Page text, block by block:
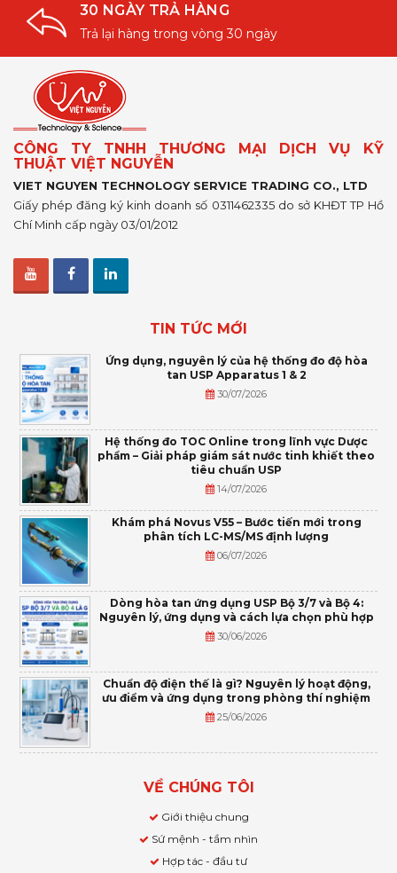
30 NGÀY TRẢ HÀNG
Trả lại hàng trong vòng 30 ngày
CÔNG TY TNHH THƯƠNG MẠI DỊCH VỤ KỸ
THUẬT VIỆT NGUYỄN
VIET NGUYEN TECHNOLOGY SERVICE TRADING CO., LTD
Giấy phép đăng ký kinh doanh số 0311462335 do sở KHĐT TP Hồ
Chí Minh cấp ngày 03/01/2012
TIN TỨC MỚI
Ứng dụng, nguyên lý của hệ thống đo độ hòa
tan USP Apparatus 1 & 2
30/07/2026
Hệ thống đo TOC Online trong lĩnh vực Dược
phẩm – Giải pháp giám sát nước tinh khiết theo
tiêu chuẩn USP
14/07/2026
Khám phá Novus V55 – Bước tiến mới trong
phân tích LC-MS/MS định lượng
06/07/2026
Dòng hòa tan ứng dụng USP Bộ 3/7 và Bộ 4:
Nguyên lý, ứng dụng và cách lựa chọn phù hợp
30/06/2026
Chuẩn độ điện thế là gì? Nguyên lý hoạt động,
ưu điểm và ứng dụng trong phòng thí nghiệm
25/06/2026
VỀ CHÚNG TÔI
Giới thiệu chung
Sứ mệnh - tầm nhìn
Hợp tác - đầu tư